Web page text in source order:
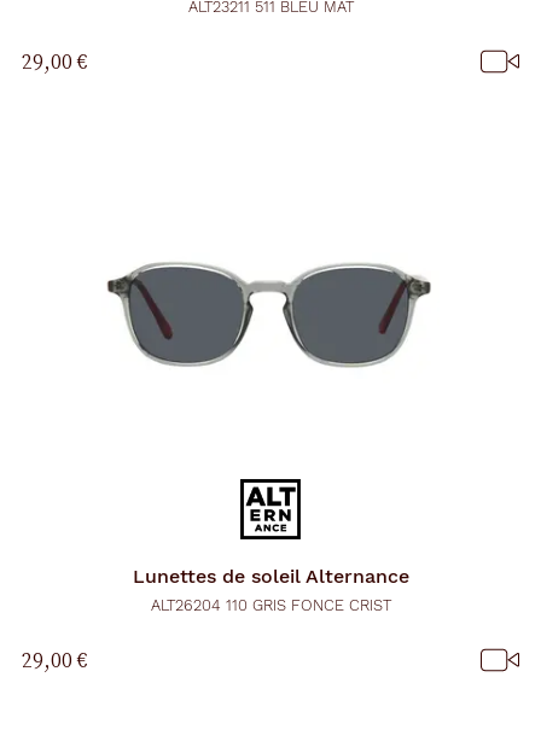
ALT23211 511 BLEU MAT
29,00 €
Lunettes de soleil Alternance
ALT26204 110 GRIS FONCE CRIST
29,00 €